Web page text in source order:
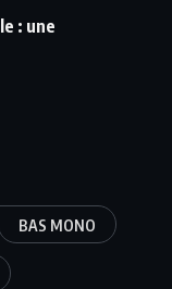
: une
BAS MONO